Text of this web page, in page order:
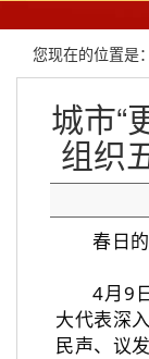
您现在的位置是：
城市“
组织
春日
4月9
大代表深
民声、议